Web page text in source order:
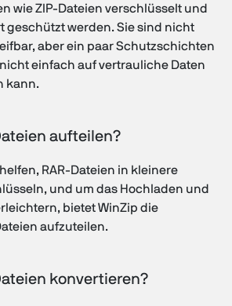
wie ZIP-Dateien verschlüsselt und
geschützt werden. Sie sind nicht
aber ein paar Schutzschichten
einfach auf vertrauliche Daten
kann.
aufteilen?
RAR-Dateien in kleinere
und um das Hochladen und
bietet WinZip die
aufzuteilen.
konvertieren?